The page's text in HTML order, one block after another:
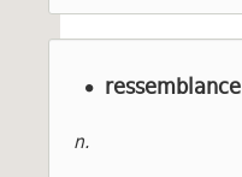
ressemblance
n.